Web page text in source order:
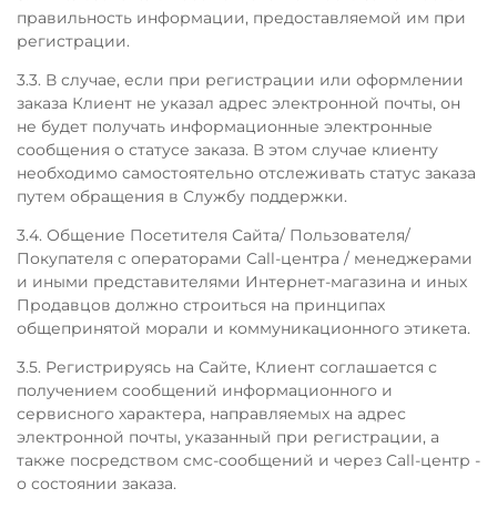
правильность информации, предоставляемой им при
регистрации.
3.3. В случае, если при регистрации или оформлении
заказа Клиент не указал адрес электронной почты, он
не будет получать информационные электронные
сообщения о статусе заказа. В этом случае клиенту
необходимо самостоятельно отслеживать статус заказа
путем обращения в Службу поддержки.
3.4. Общение Посетителя Сайта/ Пользователя/
Покупателя с операторами Call-центра / менеджерами
и иными представителями Интернет-магазина и иных
Продавцов должно строиться на принципах
общепринятой морали и коммуникационного этикета.
3.5. Регистрируясь на Сайте, Клиент соглашается с
получением сообщений информационного и
сервисного характера, направляемых на адрес
электронной почты, указанный при регистрации, а
также посредством смс-сообщений и через Call-центр -
о состоянии заказа.